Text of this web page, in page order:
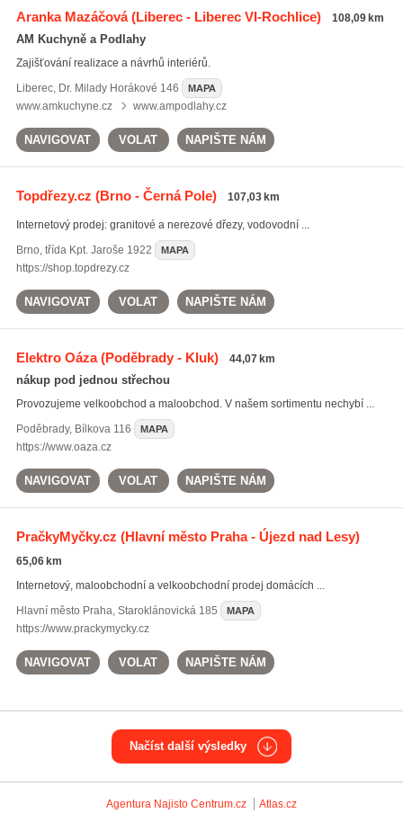
Aranka Mazáčová(Liberec - Liberec VI-Rochlice) 108,09 km
AM Kuchyně a Podlahy
Zajišťování realizace a návrhů interiérů.
Liberec, Dr. Milady Horákové 146 MAPA
www.amkuchyne.cz www.ampodlahy.cz
NAVIGOVAT VOLAT NAPIŠTE NÁM
Topdřezy.cz (Brno - Černá Pole) 107,03 km
Internetový prodej: granitové a nerezové dřezy, vodovodní ...
Brno, třída Kpt. Jaroše 1922 MAPA
https://shop.topdrezy.cz
NAVIGOVAT VOLAT NAPIŠTE NÁM
Elektro Oáza(Poděbrady - Kluk) 44,07 km
nákup pod jednou střechou
Provozujeme velkoobchod a maloobchod. V našem sortimentu nechybí ...
Poděbrady, Bílkova 116 MAPA
https://www.oaza.cz
NAVIGOVAT VOLAT NAPIŠTE NÁM
PračkyMyčky.cz (Hlavní město Praha - Újezd nad Lesy)
65,06 km
Internetový, maloobchodní a velkoobchodní prodej domácích ...
Hlavní město Praha, Staroklánovická 185 MAPA
https://www.prackymycky.cz
NAVIGOVAT VOLAT NAPIŠTE NÁM
Načíst další výsledky
Agentura Najisto Centrum.cz Atlas.cz